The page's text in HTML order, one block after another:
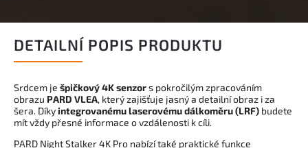
DETAILNÍ POPIS PRODUKTU
Srdcem je špičkový 4K senzors pokročilým zpracováním
obrazu PARD VLEA, který zajišťuje jasný a detailní obraz i za
šera. Díkyintegrovanému laserovému dálkoměru (LRF) budete
mít vždy přesné informace o vzdálenosti k cíli.
PARD Night Stalker 4K Pro nabízí také praktické funkce